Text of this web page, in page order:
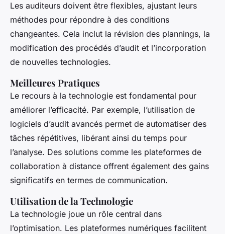
Les auditeurs doivent être flexibles, ajustant leurs
méthodes pour répondre à des conditions
changeantes. Cela inclut la révision des plannings, la
modification des procédés d’audit et l’incorporation
de nouvelles technologies.
Meilleures Pratiques
Le recours à la technologie est fondamental pour
améliorer l’efficacité. Par exemple, l’utilisation de
logiciels d’audit avancés permet de automatiser des
tâches répétitives, libérant ainsi du temps pour
l’analyse. Des solutions comme les plateformes de
collaboration à distance offrent également des gains
significatifs en termes de communication.
Utilisation de la Technologie
La technologie joue un rôle central dans
l’optimisation. Les plateformes numériques facilitent